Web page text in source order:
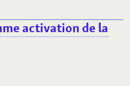
activation de la